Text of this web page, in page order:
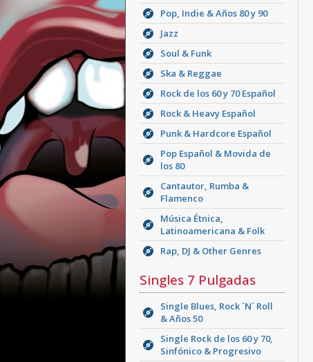
Pop, Indie & Años 80 y 90
Jazz
Soul & Funk
Ska & Reggae
Rock de los 60 y 70 Español
Rock & Heavy Español
Punk & Hardcore Español
Pop Español & Movida de
los 80
Cantautor, Rumba &
Flamenco
Música Étnica,
Latinoamericana & Folk
Rap, DJ & Other Genres
Singles 7 Pulgadas
Single Blues, Rock ´N´ Roll
& Años 50
Single Rock de los 60 y 70,
Sinfónico & Progresivo